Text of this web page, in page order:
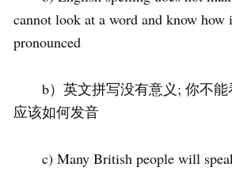
cannot look at a word and know how
pronounced
b）英文拼写没有意义; 你不能
应该如何发音
c) Many British people will